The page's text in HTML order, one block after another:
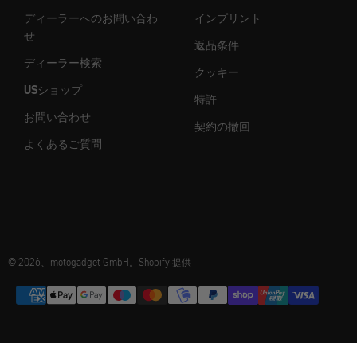
ディーラーへのお問い合わ
せ
ディーラー検索
USショップ
お問い合わせ
よくあるご質問
インプリント
返品条件
クッキー
特許
契約の撤回
© 2026、motogadget GmbH。Shopify 提供